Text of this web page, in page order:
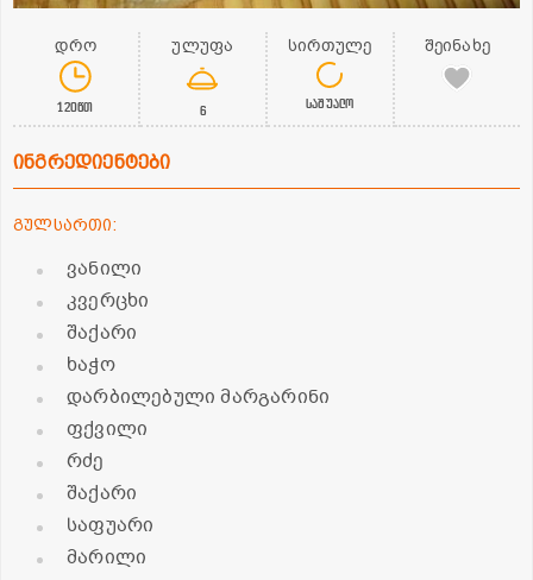
დრო
120წთ
ულუფა
6
სირთულე
საშუალო
შეინახე
ინგრედიენტები
გულსართი:
ვანილი
კვერცხი
შაქარი
ხაჭო
დარბილებული მარგარინი
ფქვილი
რძე
შაქარი
საფუარი
მარილი